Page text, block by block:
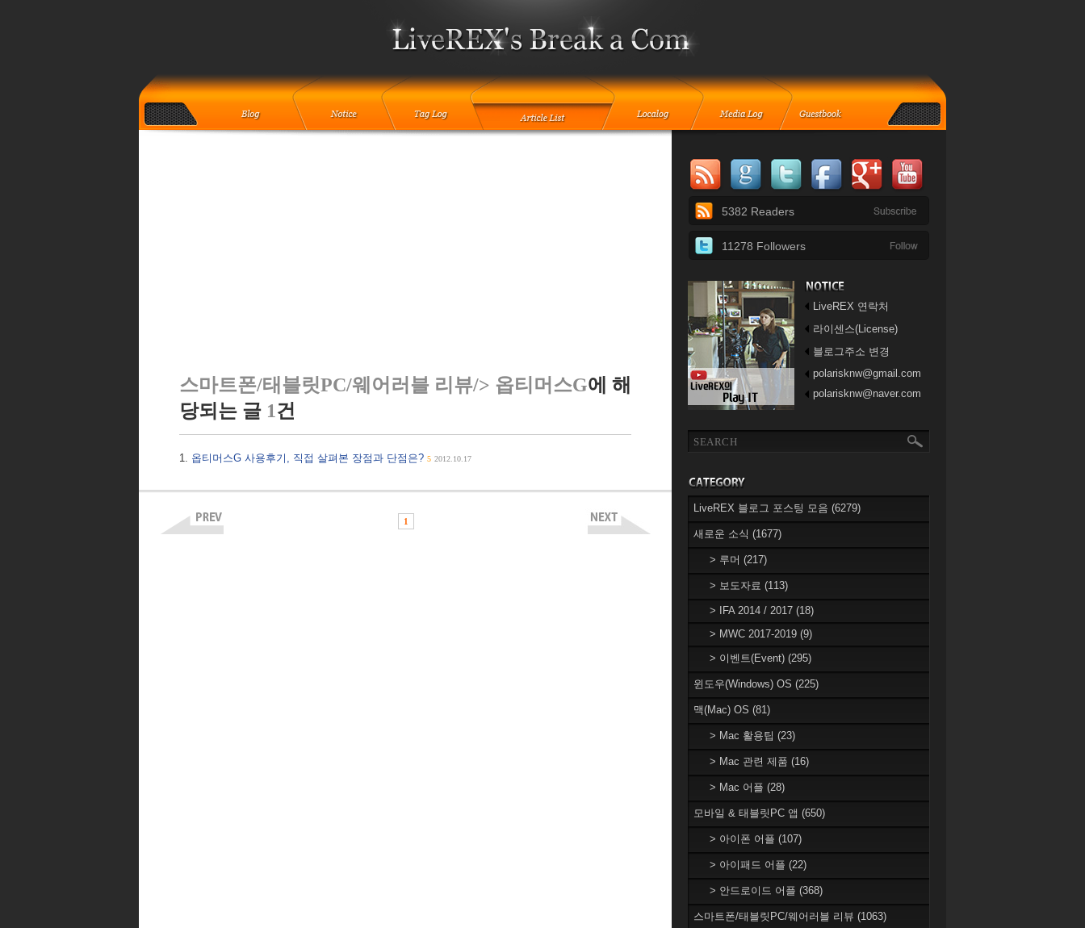
스마트폰/태블릿PC/웨어러블 리뷰/> 옵티머스G에 해
당되는 글 1건
옵티머스G 사용후기, 직접 살펴본 장점과 단점은? 5 2012.10.17
1
5382 Readers
11278 Followers
LiveREX 연락처
라이센스(License)
블로그주소 변경
polarisknw@gmail.com
polarisknw@naver.com
LiveREX 블로그 포스팅 모음 (6279)
새로운 소식 (1677)
> 루머 (217)
> 보도자료 (113)
> IFA 2014 / 2017 (18)
> MWC 2017-2019 (9)
> 이벤트(Event) (295)
윈도우(Windows) OS (225)
맥(Mac) OS (81)
> Mac 활용팁 (23)
> Mac 관련 제품 (16)
> Mac 어플 (28)
모바일 & 태블릿PC 앱 (650)
> 아이폰 어플 (107)
> 아이패드 어플 (22)
> 안드로이드 어플 (368)
스마트폰/태블릿PC/웨어러블 리뷰 (1063)